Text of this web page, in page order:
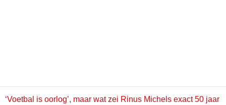
‘Voetbal is oorlog’, maar wat zei Rinus Michels exact 50 jaar